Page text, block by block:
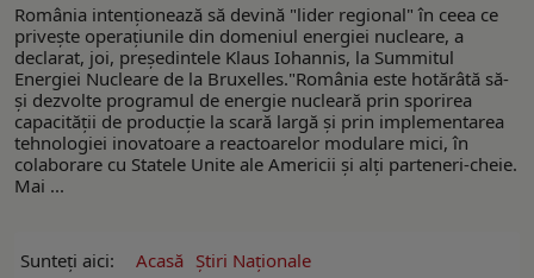
România intenţionează să devină "lider regional" în ceea ce
priveşte operaţiunile din domeniul energiei nucleare, a
declarat, joi, preşedintele Klaus Iohannis, la Summitul
Energiei Nucleare de la Bruxelles."România este hotărâtă să-
şi dezvolte programul de energie nucleară prin sporirea
capacităţii de producţie la scară largă şi prin implementarea
tehnologiei inovatoare a reactoarelor modulare mici, în
colaborare cu Statele Unite ale Americii şi alţi parteneri-cheie.
Mai ...
Sunteți aici: Acasă Ştiri Naţionale